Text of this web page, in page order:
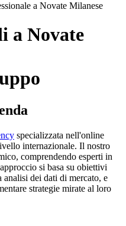
a Novate Milanese
a Novate
specializzata nell'online
internazionale. Il nostro
comprendendo esperti in
si basa su obiettivi
analisi dei dati di mercato, e
strategie mirate al loro